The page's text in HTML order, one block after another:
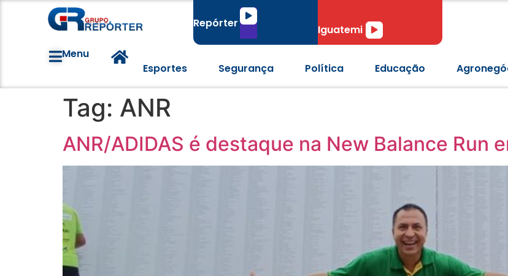
Repórter
Tocador
áudio
Iguatemi Tocador
de
Menu
Esportes
Segurança Política Educação
Tag: ANR
ANR/ADIDAS é destaque na New Balance Run